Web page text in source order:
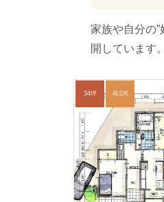
家族や自分の
開しています
34坪 4LDK